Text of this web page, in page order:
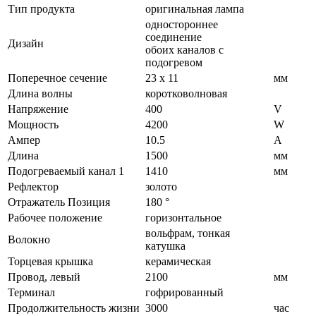
Тип продукта
оригинальная лампа
Дизайн
одностороннее
соединение
обоих каналов с
подогревом
Поперечное сечение
23 х 11
мм
Длина волны
коротковолновая
Напряжение
400
V
Мощность
4200
W
Ампер
10.5
A
Длина
1500
мм
Подогреваемый канал 1
1410
мм
Рефлектор
золото
Отражатель Позиция
180 °
Рабочее положение
горизонтальное
Волокно
вольфрам, тонкая
катушка
Торцевая крышка
керамическая
Провод, левый
2100
мм
Терминал
гофрированный
Продолжительность жизни 3000
час